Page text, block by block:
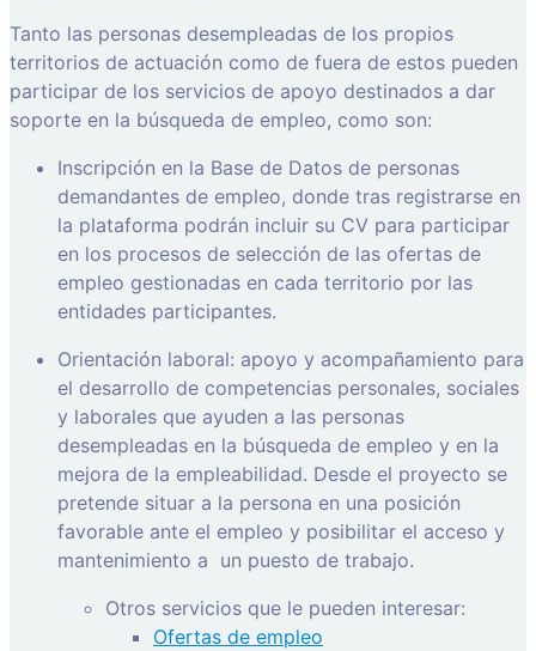
Tanto las personas desempleadas de los propios
territorios de actuación como de fuera de estos pueden
participar de los servicios de apoyo destinados a dar
soporte en la búsqueda de empleo, como son:
Inscripción en la Base de Datos de personas
demandantes de empleo, donde tras registrarse en
la plataforma podrán incluir su CV para participar
en los procesos de selección de las ofertas de
empleo gestionadas en cada territorio por las
entidades participantes.
Orientación laboral: apoyo y acompañamiento para
el desarrollo de competencias personales, sociales
y laborales que ayuden a las personas
desempleadas en la búsqueda de empleo y en la
mejora de la empleabilidad. Desde el proyecto se
pretende situar a la persona en una posición
favorable ante el empleo y posibilitar el acceso y
mantenimiento a un puesto de trabajo.
Otros servicios que le pueden interesar:
Ofertas de empleo